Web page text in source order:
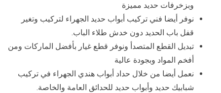
وبزخرفات حديد مميزة
نوفر أيضا فني تركيب أبواب حديد الجهراء لتركيب وتغير
قفل باب الحديد دون خدش طلاء الباب.
تبديل القطع المتصدأ ونوفر قطع غيار بأفضل الماركات ومن
أفخم المواد وبجودة عالية
نعمل أيضا من خلال حداد أبواب هندي الجهراء في تركيب
شبابيك حديد وأبواب حديد للحدائق العامة والخاصة.